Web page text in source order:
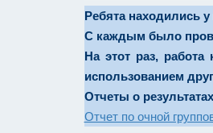
Ребята находились у
С каждым было
На этот раз,
использованием
Отчеты о
Отчет по очной